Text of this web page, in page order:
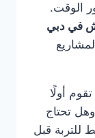
الوقت.
في دبي
أولًا
تحتاج
للتربة قبل